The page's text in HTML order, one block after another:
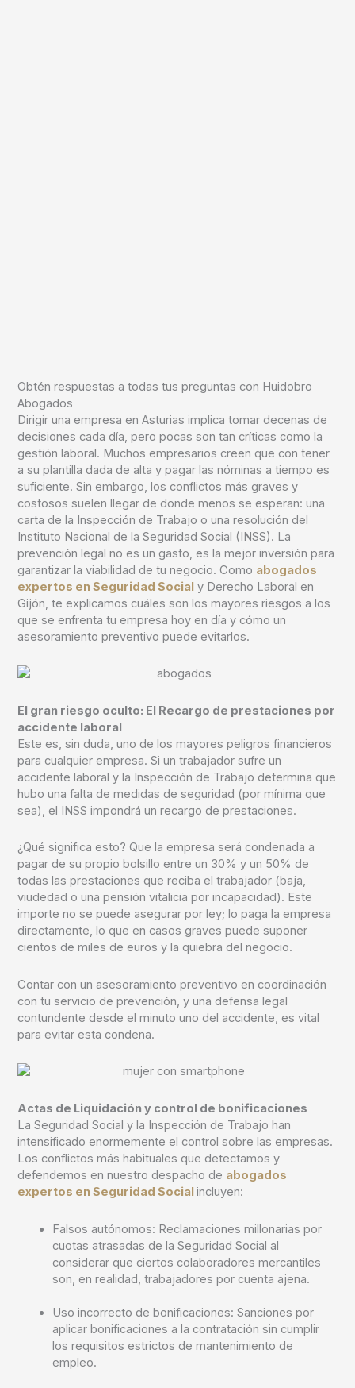
Obtén respuestas a todas tus preguntas con Huidobro
Abogados
Dirigir una empresa en Asturias implica tomar decenas de
decisiones cada día, pero pocas son tan críticas como la
gestión laboral. Muchos empresarios creen que con tener
a su plantilla dada de alta y pagar las nóminas a tiempo es
suficiente. Sin embargo, los conflictos más graves y
costosos suelen llegar de donde menos se esperan: una
carta de la Inspección de Trabajo o una resolución del
Instituto Nacional de la Seguridad Social (INSS). La
prevención legal no es un gasto, es la mejor inversión para
garantizar la viabilidad de tu negocio. Como abogados
expertos en Seguridad Social y Derecho Laboral en
Gijón, te explicamos cuáles son los mayores riesgos a los
que se enfrenta tu empresa hoy en día y cómo un
asesoramiento preventivo puede evitarlos.
El gran riesgo oculto: El Recargo de prestaciones por
accidente laboral
Este es, sin duda, uno de los mayores peligros financieros
para cualquier empresa. Si un trabajador sufre un
accidente laboral y la Inspección de Trabajo determina que
hubo una falta de medidas de seguridad (por mínima que
sea), el INSS impondrá unrecargo de prestaciones.
¿Qué significa esto? Que la empresa será condenada a
pagar de su propio bolsillo entre un 30% y un 50% de
todas las prestaciones que reciba el trabajador (baja,
viudedad o una pensión vitalicia por incapacidad). Este
importe no se puede asegurar por ley; lo paga la empresa
directamente, lo que en casos graves puede suponer
cientos de miles de euros y la quiebra del negocio.
Contar con un asesoramiento preventivo en coordinación
con tu servicio de prevención, y una defensa legal
contundente desde el minuto uno del accidente, es vital
para evitar esta condena.
Actas de Liquidación y control de bonificaciones
La Seguridad Social y la Inspección de Trabajo han
intensificado enormemente el control sobre las empresas.
Los conflictos más habituales que detectamos y
defendemos en nuestro despacho de abogados
expertos en Seguridad Socialincluyen:
Falsos autónomos: Reclamaciones millonarias por
cuotas atrasadas de la Seguridad Social al
considerar que ciertos colaboradores mercantiles
son, en realidad, trabajadores por cuenta ajena.
Uso incorrecto de bonificaciones: Sanciones por
aplicar bonificaciones a la contratación sin cumplir
los requisitos estrictos de mantenimiento de
empleo.